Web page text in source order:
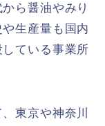
ら醤油やみり
生産量も国内
ている事業所
東京や神奈川